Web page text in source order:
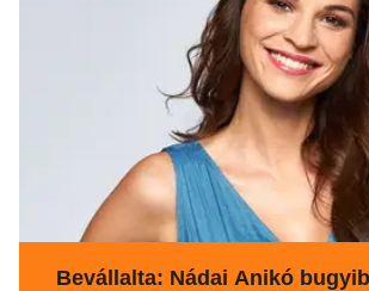
Bevállalta: Nádai Anikó